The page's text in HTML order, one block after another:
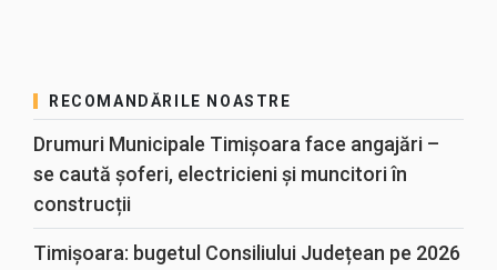
RECOMANDĂRILE NOASTRE
Drumuri Municipale Timișoara face angajări –
se caută șoferi, electricieni și muncitori în
construcții
Timișoara: bugetul Consiliului Județean pe 2026